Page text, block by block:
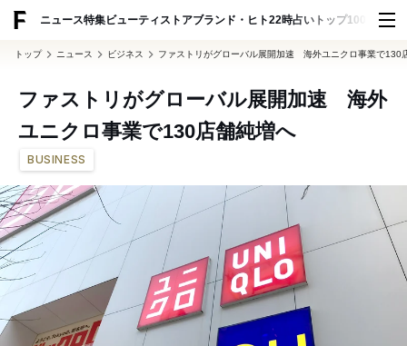
ニュース特集ビューティ ストアブランド・ヒト22時占い トップ100 スナッ
トップ ニュース ビジネス ファストリがグローバル展開加速 海外ユニクロ事業で130
ファストリがグローバル展開加速 海外
ユニクロ事業で130店舗純増へ
BUSINESS